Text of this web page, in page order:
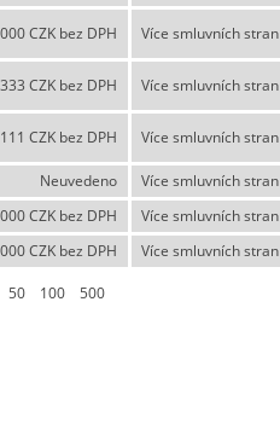
CZK bez DPH Více smluvních stran
CZK bez DPH Více smluvních stran
CZK bez DPH Více smluvních stran
Neuvedeno Více smluvních stran
CZK bez DPH Více smluvních stran
CZK bez DPH Více smluvních stran
50 100 500